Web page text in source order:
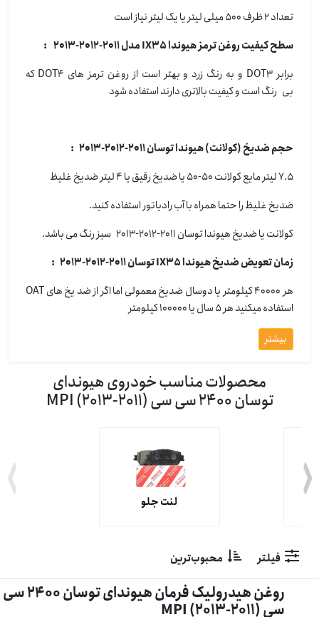
تعداد 2 ظرف 500 میلی لیتر یا یک لیتر نیاز است
سطح کیفیت روغن ترمز هیوندا IX35 مدل 2011-2012-2013 :
برابر DOT3 و به رنگ زرد و بهتر است از روغن ترمز های DOT4 که
بی رنگ است و کیفیت بالاتری دارند استفاده شود
حجم ضدیخ (کولانت) هیوندا توسان 2011-2012-2013 :
7.5 لیتر مایع کولانت 50-50 یا ضدیخ رقیق یا 4 لیتر ضدیخ غلیظ
ضدیخ غلیظ را حتما همراه با آب رادیاتور استفاده کنید.
کولانت یا ضدیخ هیوندا توسان 2011-2012-2013 سبز رنگ می باشد.
زمان تعویض ضدیخ هیوندا IX35 توسان 2011-2012-2013 :
هر 40000 کیلومتر یا دوسال ضدیخ معمولی اما اگر از ضد یخ های OAT
استفاده میکنید هر 5 سال یا 100000 کیلومتر
بیشتر
محصولات مناسب خودروی هیوندای
توسان 2400 سی سی (2011-2013) MPI
لنت جلو
فیلتر محبوب‌ترین
روغن هیدرولیک فرمان هیوندای توسان 2400 سی
سی (2011-2013) MPI